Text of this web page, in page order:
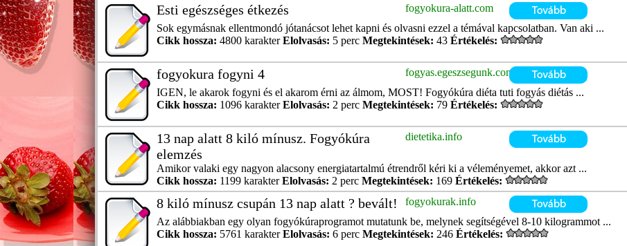
Esti egészséges étkezés
fogyokura-alatt.com
Sok egymásnak ellentmondó jótanácsot lehet kapni és olvasni ezzel a témával kapcsolatban. Van aki ...
Cikk hossza: 4800 karakterElolvasás: 5 perc Megtekintések: 43 Értékelés:
fogyokura fogyni 4
fogyas.egeszsegunk.com
IGEN, le akarok fogyni és el akarom érni az álmom, MOST! Fogyókúra diéta tuti fogyás diétás ...
Cikk hossza: 1096 karakterElolvasás: 2 perc Megtekintések: 79 Értékelés:
13 nap alatt 8 kiló mínusz. Fogyókúra
elemzés
dietetika.info
Amikor valaki egy nagyon alacsony energiatartalmú étrendről kéri ki a véleményemet, akkor azt ...
Cikk hossza: 1199 karakterElolvasás: 2 perc Megtekintések: 169 Értékelés:
8 kiló mínusz csupán 13 nap alatt ? bevált!
fogyokurak.info
Az alábbiakban egy olyan fogyókúraprogramot mutatunk be, melynek segítségével 8-10 kilogrammot ...
Cikk hossza: 5761 karakterElolvasás: 6 perc Megtekintések: 246 Értékelés: